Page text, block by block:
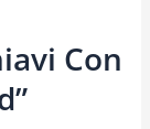
Con